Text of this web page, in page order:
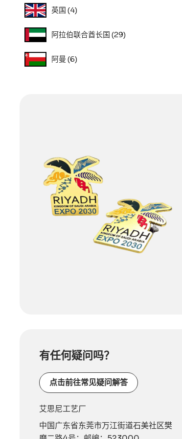
英国 (4)
阿拉伯联合酋长国 (29)
阿曼 (6)
有任何疑问吗？
点击前往常见疑问解答
艾思尼工艺厂
中国广东省东莞市万江街道石美社区樊